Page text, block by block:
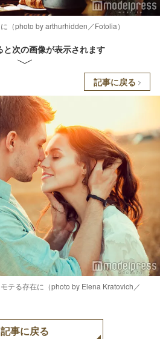
（photo by arthurhidden／Fotolia）
と次の画像が表示されます
記事に戻る
テる存在に（photo by Elena Kratovich／
記事に戻る